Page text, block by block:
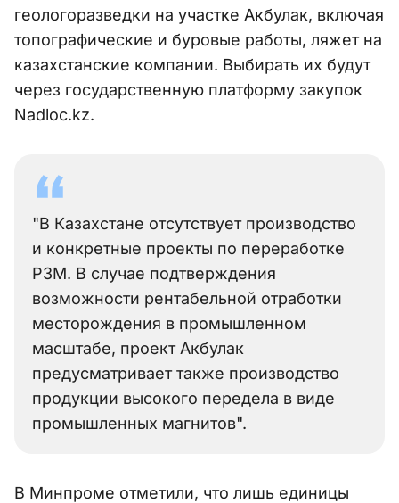
геологоразведки на участке Акбулак, включая
топографические и буровые работы, ляжет на
казахстанские компании. Выбирать их будут
через государственную платформу закупок
Nadloc.kz.
"В Казахстане отсутствует производство
и конкретные проекты по переработке
РЗМ. В случае подтверждения
возможности рентабельной отработки
месторождения в промышленном
масштабе, проект Акбулак
предусматривает также производство
продукции высокого передела в виде
промышленных магнитов".
В Минпроме отметили, что лишь единицы